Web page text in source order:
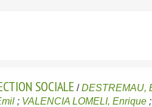
SOCIALE /DESTREMAU,
; VALENCIA LOMELI, Enrique